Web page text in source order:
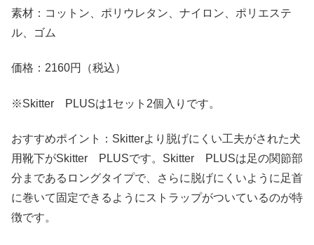
素材：コットン、ポリウレタン、ナイロン、ポリエステ
ル、ゴム
価格：2160円（税込）
※Skitter PLUSは1セット2個入りです。
おすすめポイント：Skitterより脱げにくい工夫がされた犬
用靴下がSkitter PLUSです。Skitter PLUSは足の関節部
分まであるロングタイプで、さらに脱げにくいように足首
に巻いて固定できるようにストラップがついているのが特
徴です。